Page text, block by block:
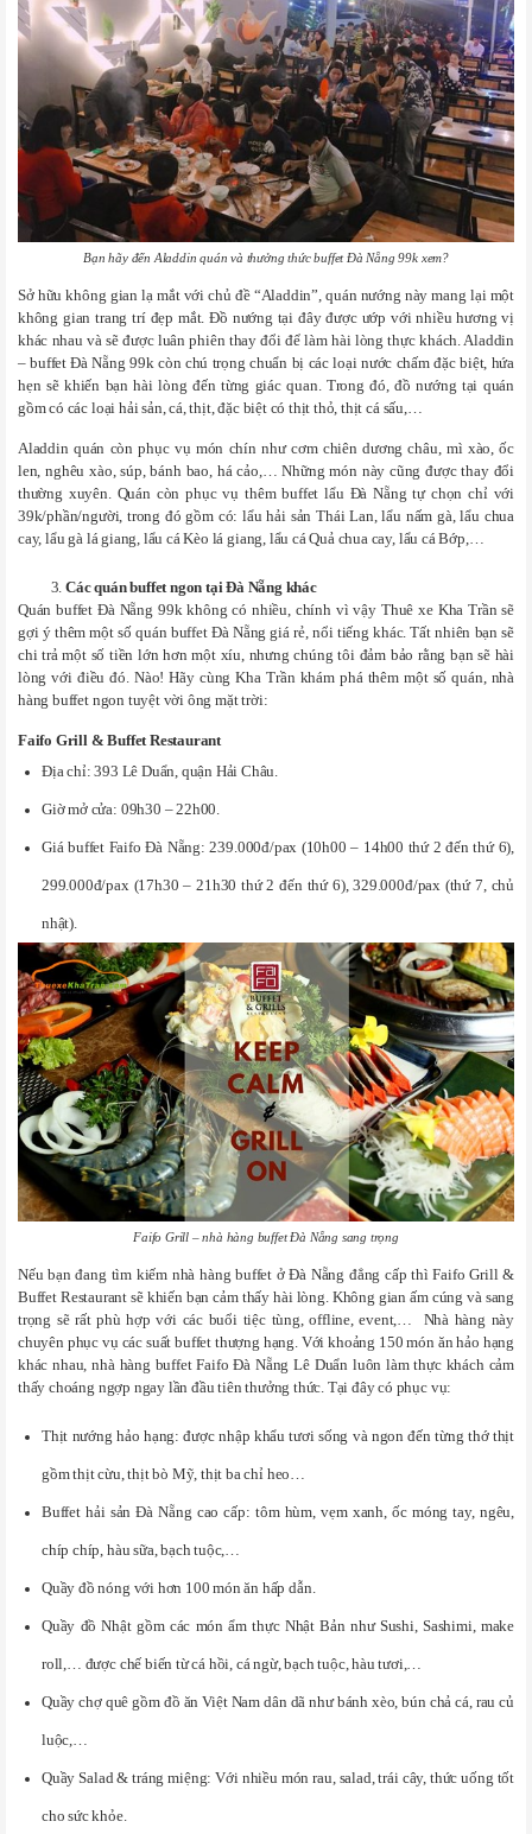
Bạn hãy đến Aladdin quán và thưởng thức buffet Đà Nẵng 99k xem?
Sở hữu không gian lạ mắt với chủ đề “Aladdin”, quán nướng này mang lại một
không gian trang trí đẹp mắt. Đồ nướng tại đây được ướp với nhiều hương vị
khác nhau và sẽ được luân phiên thay đổi để làm hài lòng thực khách. Aladdin
– buffet Đà Nẵng 99k còn chú trọng chuẩn bị các loại nước chấm đặc biệt, hứa
hẹn sẽ khiến bạn hài lòng đến từng giác quan. Trong đó, đồ nướng tại quán
gồm có các loại hải sản, cá, thịt, đặc biệt có thịt thỏ, thịt cá sấu,…
Aladdin quán còn phục vụ món chín như cơm chiên dương châu, mì xào, ốc
len, nghêu xào, súp, bánh bao, há cảo,… Những món này cũng được thay đổi
thường xuyên. Quán còn phục vụ thêm buffet lẩu Đà Nẵng tự chọn chỉ với
39k/phần/người, trong đó gồm có: lẩu hải sản Thái Lan, lẩu nấm gà, lẩu chua
cay, lẩu gà lá giang, lẩu cá Kèo lá giang, lẩu cá Quả chua cay, lẩu cá Bớp,…
Các quán buffet ngon tại Đà Nẵng khác
Quán buffet Đà Nẵng 99k không có nhiều, chính vì vậy Thuê xe Kha Trần sẽ
gợi ý thêm một số quán buffet Đà Nẵng giá rẻ, nổi tiếng khác. Tất nhiên bạn sẽ
chi trả một số tiền lớn hơn một xíu, nhưng chúng tôi đảm bảo rằng bạn sẽ hài
lòng với điều đó. Nào! Hãy cùng Kha Trần khám phá thêm một số quán, nhà
hàng buffet ngon tuyệt vời ông mặt trời:
Faifo Grill & Buffet Restaurant
Địa chỉ: 393 Lê Duẩn, quận Hải Châu.
Giờ mở cửa: 09h30 – 22h00.
Giá buffet Faifo Đà Nẵng: 239.000đ/pax (10h00 – 14h00 thứ 2 đến thứ 6),
299.000đ/pax (17h30 – 21h30 thứ 2 đến thứ 6), 329.000đ/pax (thứ 7, chủ
nhật).
Faifo Grill – nhà hàng buffet Đà Nẵng sang trọng
Nếu bạn đang tìm kiếm nhà hàng buffet ở Đà Nẵng đẳng cấp thì Faifo Grill &
Buffet Restaurant sẽ khiến bạn cảm thấy hài lòng. Không gian ấm cúng và sang
trọng sẽ rất phù hợp với các buổi tiệc tùng, offline, event,… Nhà hàng này
chuyên phục vụ các suất buffet thượng hạng. Với khoảng 150 món ăn hảo hạng
khác nhau, nhà hàng buffet Faifo Đà Nẵng Lê Duẩn luôn làm thực khách cảm
thấy choáng ngợp ngay lần đầu tiên thưởng thức. Tại đây có phục vụ:
Thịt nướng hảo hạng: được nhập khẩu tươi sống và ngon đến từng thớ thịt
gồm thịt cừu, thịt bò Mỹ, thịt ba chỉ heo…
Buffet hải sản Đà Nẵng cao cấp: tôm hùm, vẹm xanh, ốc móng tay, ngêu,
chíp chíp, hàu sữa, bạch tuộc,…
Quầy đồ nóng với hơn 100 món ăn hấp dẫn.
Quầy đồ Nhật gồm các món ẩm thực Nhật Bản như Sushi, Sashimi, make
roll,… được chế biến từ cá hồi, cá ngừ, bạch tuộc, hàu tươi,…
Quầy chợ quê gồm đồ ăn Việt Nam dân dã như bánh xèo, bún chả cá, rau củ
luộc,…
Quầy Salad & tráng miệng: Với nhiều món rau, salad, trái cây, thức uống tốt
cho sức khỏe.